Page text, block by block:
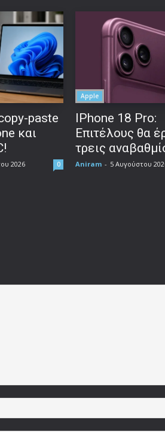
paste
και
2026 0
Apple
IPhone 18 Pro:
Επιτέλους θα
τρεις
Aniram - 5 Αυγούστου